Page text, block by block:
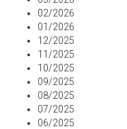
02/2026
01/2026
12/2025
11/2025
10/2025
09/2025
08/2025
07/2025
06/2025